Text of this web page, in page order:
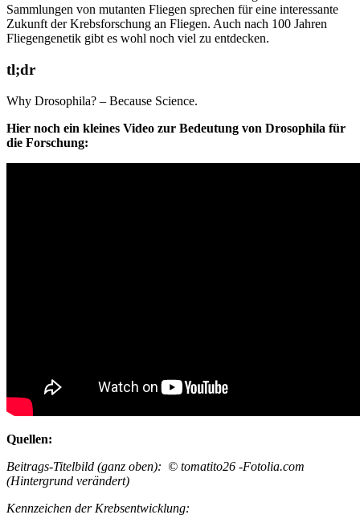
Sammlungen von mutanten Fliegen sprechen für eine interessante
Zukunft der Krebsforschung an Fliegen. Auch nach 100 Jahren
Fliegengenetik gibt es wohl noch viel zu entdecken.
tl;dr
Why Drosophila? – Because Science.
Hier noch ein kleines Video zur Bedeutung von Drosophila für
die Forschung:
Quellen:
Beitrags-Titelbild (ganz oben): © tomatito26 -Fotolia.com
(Hintergrund verändert)
Kennzeichen der Krebsentwicklung: